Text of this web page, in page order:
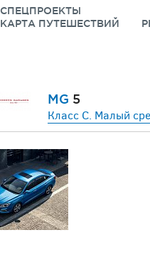
СПЕЦПРОЕКТЫ
КАРТА ПУТЕШЕСТВИЙ
MG 5
Класс C. Малый
MG
Класс C. Малый